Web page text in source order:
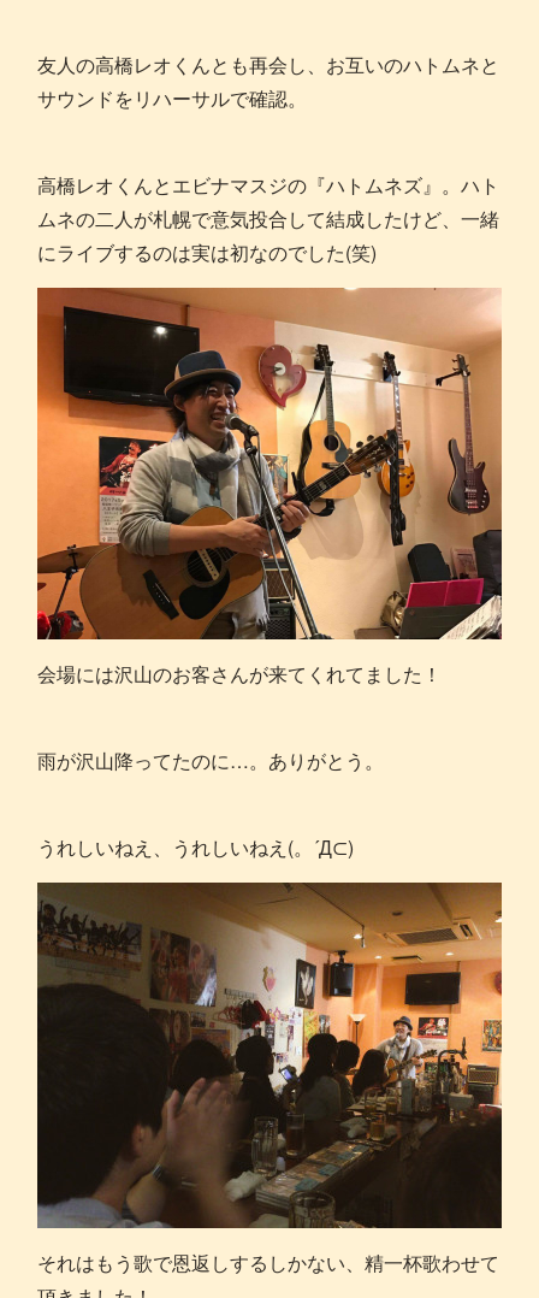
友人の高橋レオくんとも再会し、お互いのハトムネと
サウンドをリハーサルで確認。
高橋レオくんとエビナマスジの『ハトムネズ』。ハト
ムネの二人が札幌で意気投合して結成したけど、一緒
にライブするのは実は初なのでした(笑)
会場には沢山のお客さんが来てくれてました！
雨が沢山降ってたのに…。ありがとう。
うれしいねえ、うれしいねえ(。´Д⊂)
それはもう歌で恩返しするしかない、精一杯歌わせて